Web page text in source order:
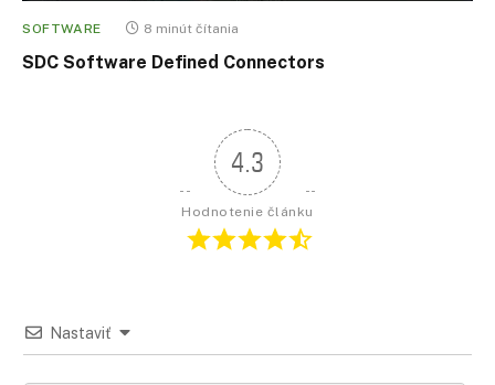
SOFTWARE 8 minút čítania
SDC Software Defined Connectors
4.3
Hodnotenie článku
Nastaviť